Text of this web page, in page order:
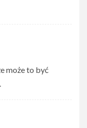
może to być